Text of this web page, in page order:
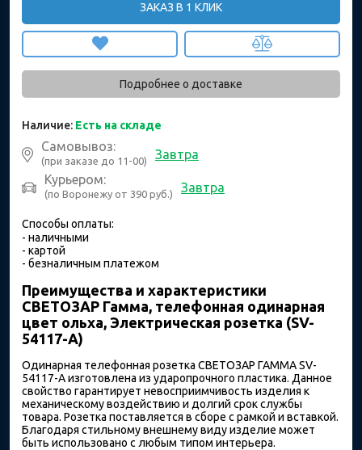
ЗАКАЗ В 1 КЛИК
Подробнее о доставке
Наличие: Есть на складе
Самовывоз:
(при заказе до 11-00)
Завтра
Курьером:
(по Воронежу от 390 руб.) Завтра
Способы оплаты:
- наличными
- картой
- безналичным платежом
Преимущества и характеристики
СВЕТОЗАР Гамма, телефонная одинарная
цвет ольха, Электрическая розетка (SV-
54117-A)
Одинарная телефонная розетка СВЕТОЗАР ГАММА SV-
54117-A изготовлена из ударопрочного пластика. Данное
свойство гарантирует невосприимчивость изделия к
механическому воздействию и долгий срок службы
товара. Розетка поставляется в сборе с рамкой и вставкой.
Благодаря стильному внешнему виду изделие может
быть использовано с любым типом интерьера.